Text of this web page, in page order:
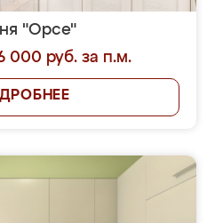
"Орсе"
000 руб. за п.м.